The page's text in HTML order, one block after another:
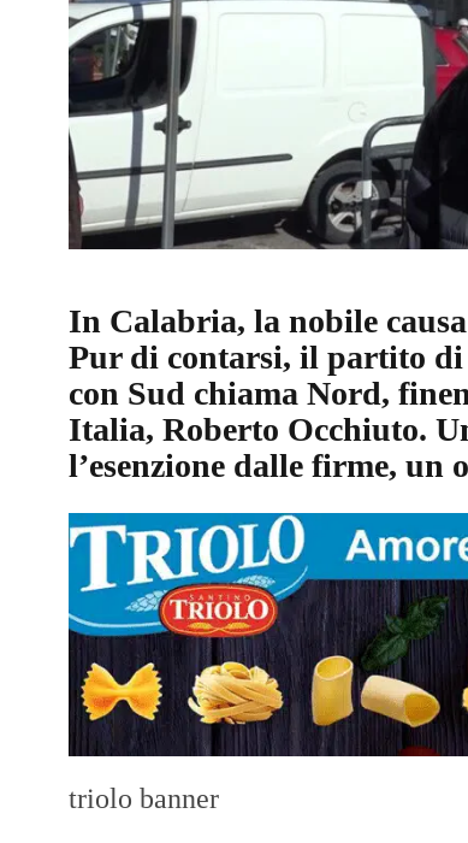
In Calabria, la nobile
Pur di contarsi, il partito di
con Sud chiama Nord,
Italia, Roberto Occhiuto.
l’esenzione dalle firme,
triolo banner